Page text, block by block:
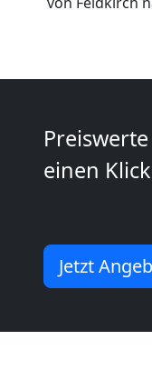
einen
Jetzt
2
Mann
Feldkirch